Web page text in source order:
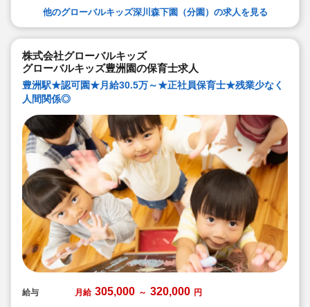
能です！
す！
◆充実の福利厚生、海外研修など腰を据え長く勤務でき
成長し続けられる環境が整っています。
他のグローバルキッズ深川森下園（分園）の求人を見る
株式会社グローバルキッズ
グローバルキッズ豊洲園の保育士求人
豊洲駅★認可園★月給30.5万～★正社員保育士★残業少なく
人間関係◎
給与 月給 305,000 ～ 320,000 円